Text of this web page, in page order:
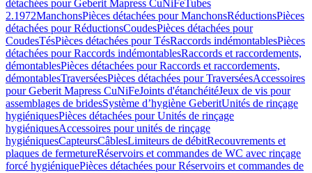
détachées pour Geberit Mapress CuNiFeTubes
2.1972ManchonsPièces détachées pour ManchonsRéductionsPièces
détachées pour RéductionsCoudesPièces détachées pour
CoudesTésPièces détachées pour TésRaccords indémontablesPièces
détachées pour Raccords indémontablesRaccords et raccordements,
démontablesPièces détachées pour Raccords et raccordements,
démontablesTraverséesPièces détachées pour TraverséesAccessoires
pour Geberit Mapress CuNiFeJoints d'étanchéitéJeux de vis pour
assemblages de bridesSystème d’hygiène GeberitUnités de rinçage
hygiéniquesPièces détachées pour Unités de rinçage
hygiéniquesAccessoires pour unités de rinçage
hygiéniquesCapteursCâblesLimiteurs de débitRecouvrements et
plaques de fermetureRéservoirs et commandes de WC avec rinçage
forcé hygiéniquePièces détachées pour Réservoirs et commandes de